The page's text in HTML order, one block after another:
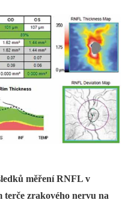
měření RNFL v
zrakového nervu na